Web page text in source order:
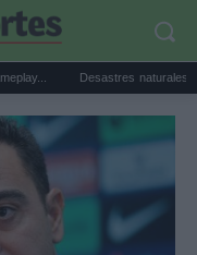
Desastres naturales: qué